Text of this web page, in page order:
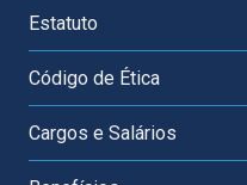
Estatuto
Código de Ética
Cargos e Salários